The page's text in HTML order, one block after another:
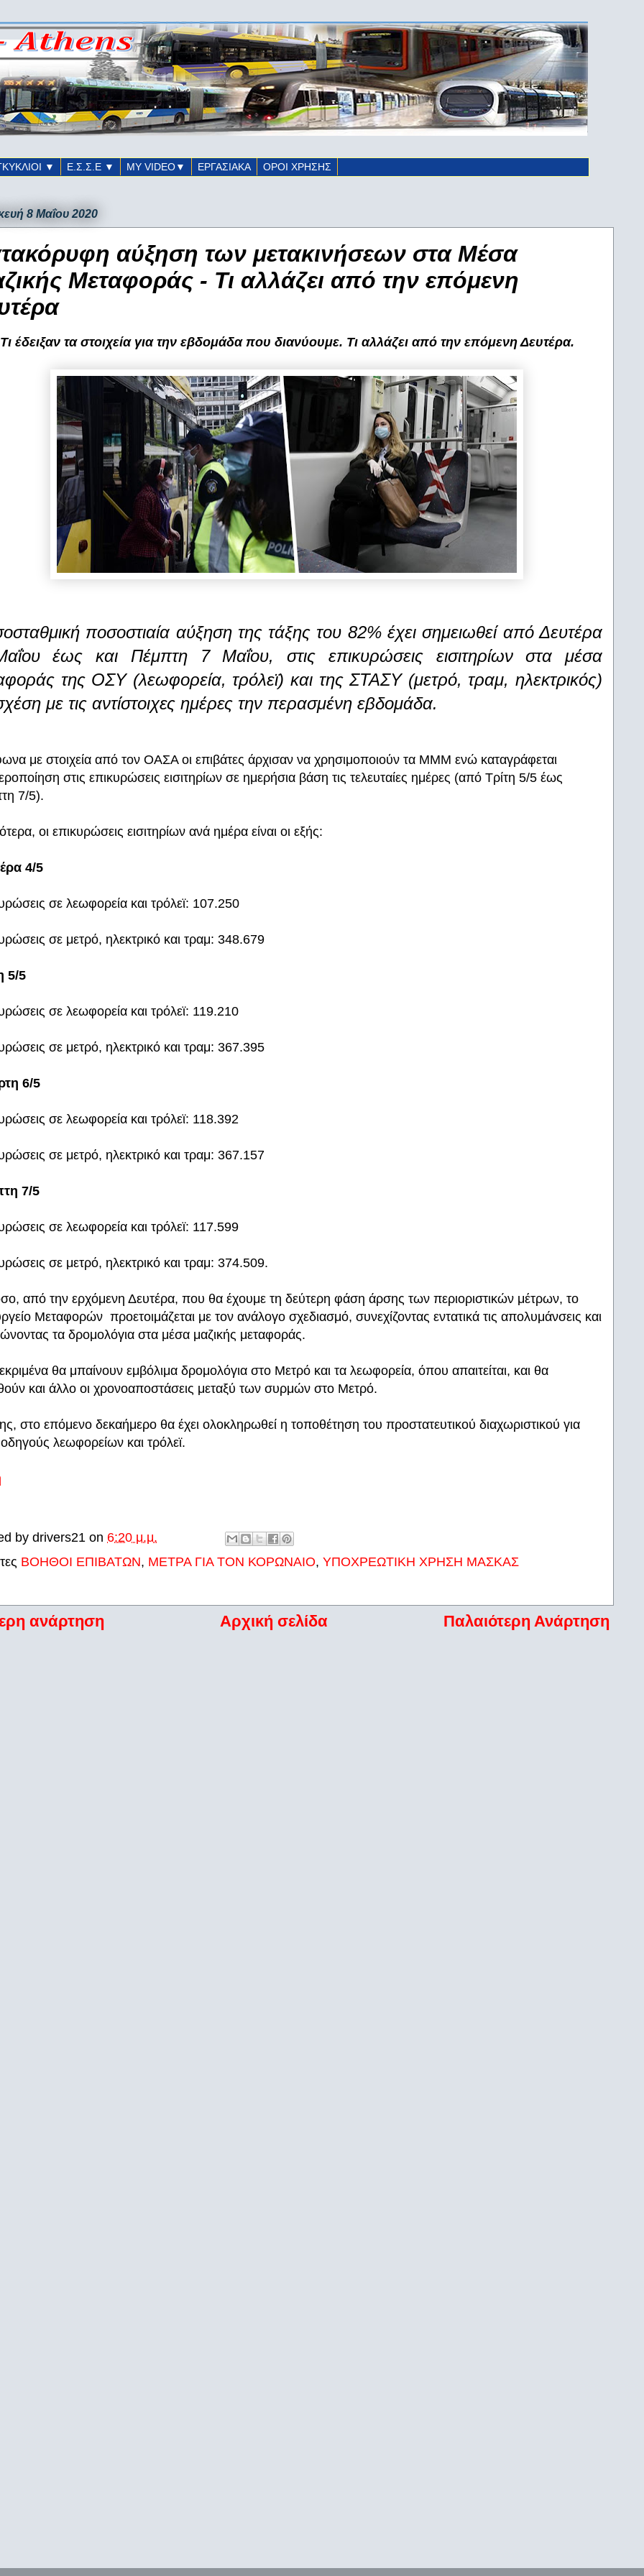
▼ Ε.Σ.Σ.Ε ▼ ΜΥ VIDEO▼ ΕΡΓΑΣΙΑΚΑ ΟΡΟΙ ΧΡΗΣΗΣ
8 Μαΐου 2020
αύξηση των μετακινήσεων στα Μέσα
Μεταφοράς - Τι αλλάζει από την επόμενη
Τι έδειξαν τα στοιχεία για την εβδομάδα που διανύουμε. Τι αλλάζει από την επόμενη Δευτέρα.
ποσοστιαία αύξηση της τάξης του 82% έχει σημειωθεί από Δευτέρα
έως και Πέμπτη 7 Μαΐου, στις επικυρώσεις εισιτηρίων στα μέσα
της ΟΣΥ (λεωφορεία, τρόλεϊ) και της ΣΤΑΣΥ (μετρό, τραμ, ηλεκτρικός)
με τις αντίστοιχες ημέρες την περασμένη εβδομάδα.
με στοιχεία από τον ΟΑΣΑ οι επιβάτες άρχισαν να χρησιμοποιούν τα ΜΜΜ ενώ καταγράφεται
στις επικυρώσεις εισιτηρίων σε ημερήσια βάση τις τελευταίες ημέρες (από Τρίτη 5/5 έως
7/5).
οι επικυρώσεις εισιτηρίων ανά ημέρα είναι οι εξής:
4/5
σε λεωφορεία και τρόλεϊ: 107.250
σε μετρό, ηλεκτρικό και τραμ: 348.679
5/5
σε λεωφορεία και τρόλεϊ: 119.210
σε μετρό, ηλεκτρικό και τραμ: 367.395
6/5
σε λεωφορεία και τρόλεϊ: 118.392
σε μετρό, ηλεκτρικό και τραμ: 367.157
7/5
σε λεωφορεία και τρόλεϊ: 117.599
σε μετρό, ηλεκτρικό και τραμ: 374.509.
από την ερχόμενη Δευτέρα, που θα έχουμε τη δεύτερη φάση άρσης των περιοριστικών μέτρων, το
Μεταφορών προετοιμάζεται με τον ανάλογο σχεδιασμό, συνεχίζοντας εντατικά τις απολυμάνσεις και
τα δρομολόγια στα μέσα μαζικής μεταφοράς.
θα μπαίνουν εμβόλιμα δρομολόγια στο Μετρό και τα λεωφορεία, όπου απαιτείται, και θα
και άλλο οι χρονοαποστάσεις μεταξύ των συρμών στο Μετρό.
στο επόμενο δεκαήμερο θα έχει ολοκληρωθεί η τοποθέτηση του προστατευτικού διαχωριστικού για
λεωφορείων και τρόλεϊ.
by drivers21 on 6:20 μ.μ.
ΒΟΗΘΟΙ ΕΠΙΒΑΤΩΝ, ΜΕΤΡΑ ΓΙΑ ΤΟΝ ΚΟΡΩΝΑΙΟ, ΥΠΟΧΡΕΩΤΙΚΗ ΧΡΗΣΗ ΜΑΣΚΑΣ
ανάρτηση Παλαιότερη Ανάρτηση
Αρχική σελίδα